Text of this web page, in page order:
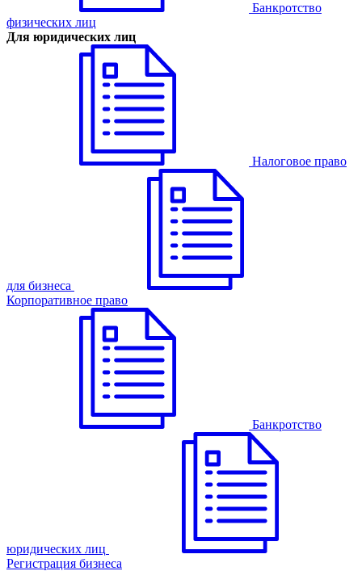
Банкротство
физических лиц
Для юридических лиц
Налоговое право
для бизнеса
Корпоративное право
Банкротство
юридических лиц
Регистрация бизнеса